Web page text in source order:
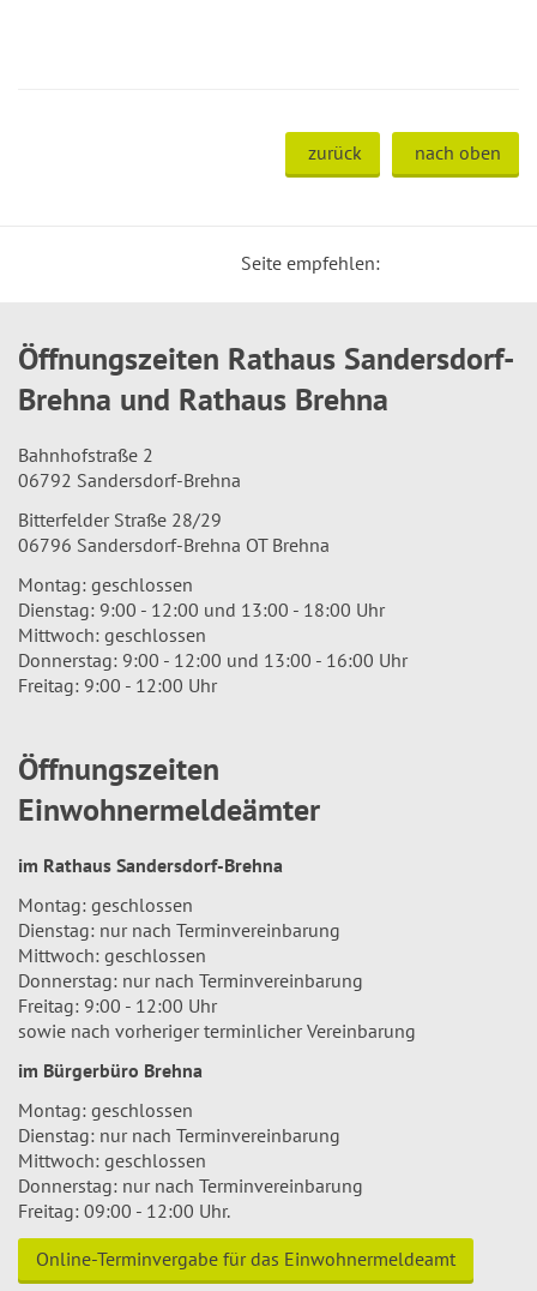
zurück nach oben
Seite empfehlen:
Öffnungszeiten Rathaus Sandersdorf-
Brehna und Rathaus Brehna
Bahnhofstraße 2
06792 Sandersdorf-Brehna
Bitterfelder Straße 28/29
06796 Sandersdorf-Brehna OT Brehna
Montag: geschlossen
Dienstag: 9:00 - 12:00 und 13:00 - 18:00 Uhr
Mittwoch: geschlossen
Donnerstag: 9:00 - 12:00 und 13:00 - 16:00 Uhr
Freitag: 9:00 - 12:00 Uhr
Öffnungszeiten
Einwohnermeldeämter
im Rathaus Sandersdorf-Brehna
Montag: geschlossen
Dienstag: nur nach Terminvereinbarung
Mittwoch: geschlossen
Donnerstag: nur nach Terminvereinbarung
Freitag: 9:00 - 12:00 Uhr
sowie nach vorheriger terminlicher Vereinbarung
im Bürgerbüro Brehna
Montag: geschlossen
Dienstag: nur nach Terminvereinbarung
Mittwoch: geschlossen
Donnerstag: nur nach Terminvereinbarung
Freitag: 09:00 - 12:00 Uhr.
Online-Terminvergabe für das Einwohnermeldeamt